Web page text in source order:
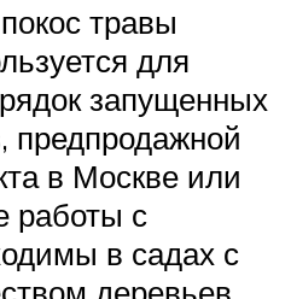
травы
для
запущенных
предпродажной
в Москве или
работы с
в садах с